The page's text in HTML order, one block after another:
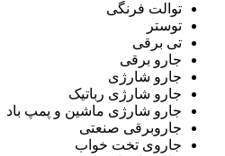
توالت فرنگی
توستر
تی برقی
جارو برقی
جارو شارژی
جارو شارژی رباتیک
جارو شارژی ماشین و پمپ باد
جاروبرقی صنعتی
جاروی تخت خواب